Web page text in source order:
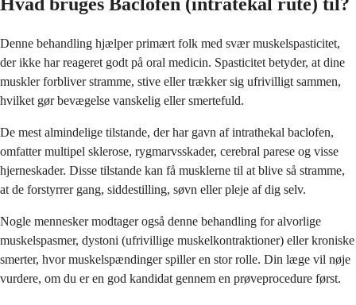
Denne behandling hjælper primært folk med svær muskelspasticitet,
der ikke har reageret godt på oral medicin. Spasticitet betyder, at dine
muskler forbliver stramme, stive eller trækker sig ufrivilligt sammen,
hvilket gør bevægelse vanskelig eller smertefuld.
De mest almindelige tilstande, der har gavn af intrathekal baclofen,
omfatter multipel sklerose, rygmarvsskader, cerebral parese og visse
hjerneskader. Disse tilstande kan få musklerne til at blive så stramme,
at de forstyrrer gang, siddestilling, søvn eller pleje af dig selv.
Nogle mennesker modtager også denne behandling for alvorlige
muskelspasmer, dystoni (ufrivillige muskelkontraktioner) eller kroniske
smerter, hvor muskelspændinger spiller en stor rolle. Din læge vil nøje
vurdere, om du er en god kandidat gennem en prøveprocedure først.